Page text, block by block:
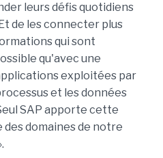
leurs défis quotidiens
de les connecter plus
qui sont
qu'avec une
exploitées par
et les données
SAP apporte cette
domaines de notre